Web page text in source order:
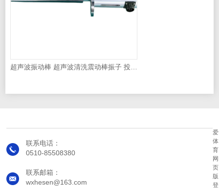
联系电话：
0510-85508380
联系邮箱：
wxhesen@163.com
爱
体
育
网
页
版
登